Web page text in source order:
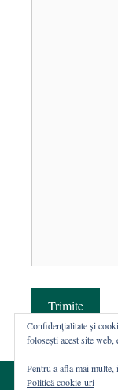
Trimite
Confidențialitate și
folosești acest site web,
Pentru a afla mai
Politică cookie-uri